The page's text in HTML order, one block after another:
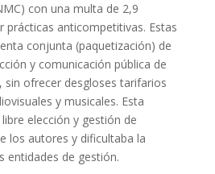
con una multa de 2,9
prácticas anticompetitivas. Estas
conjunta (paquetización) de
y comunicación pública de
sin ofrecer desgloses tarifarios
y musicales. Esta
elección y gestión de
los autores y dificultaba la
entidades de gestión.